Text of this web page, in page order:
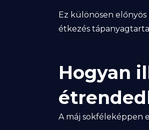
Ez különösen
étkezés
Hogyan
A máj sokféleképpen